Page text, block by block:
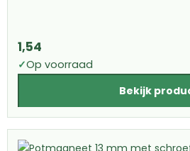
1,54
✓Op voorraad
Bekijk